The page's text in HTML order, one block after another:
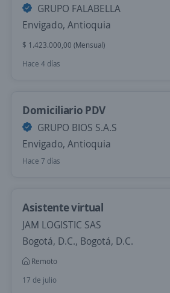
GRUPO FALABELLA
Envigado, Antioquia
$ 1.423.000,00 (Mensual)
Hace 4 días
Domiciliario PDV
GRUPO BIOS S.A.S
Envigado, Antioquia
Hace 7 días
Asistente virtual
JAM LOGISTIC SAS
Bogotá, D.C., Bogotá, D.C.
Remoto
17 de julio